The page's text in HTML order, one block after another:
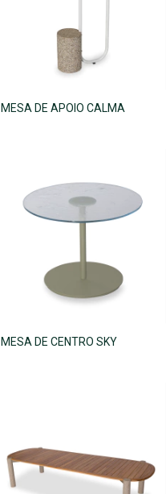
MESA DE APOIO CALMA
MESA DE CENTRO SKY